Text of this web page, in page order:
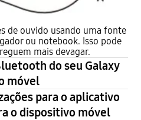
de ouvido usando uma fonte
ou notebook. Isso pode
mais devagar.
do seu Galaxy
móvel
para o aplicativo
o dispositivo móvel